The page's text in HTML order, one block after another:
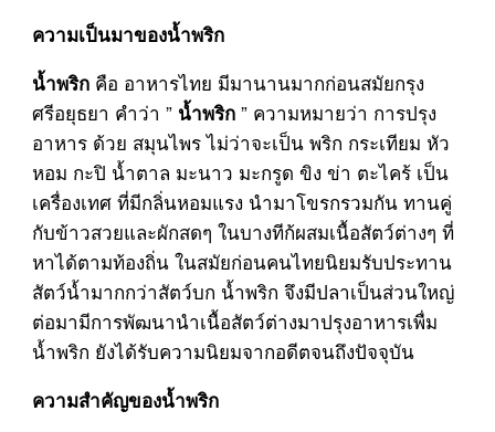
ความเป็นมาของน้ำพริก
น้ำพริกคือ อาหารไทย มีมานานมากก่อนสมัยกรุง
ศรีอยุธยา คำว่า ” น้ำพริก ” ความหมายว่า การปรุง
อาหาร ด้วย สมุนไพร ไม่ว่าจะเป็น พริก กระเทียม หัว
หอม กะปิ น้ำตาล มะนาว มะกรูด ขิง ข่า ตะไคร้ เป็น
เครื่องเทศ ที่มีกลิ่นหอมแรง นำมาโขรกรวมกัน ทานคู่
กับข้าวสวยและผักสดๆ ในบางทีก้ผสมเนื้อสัตว์ต่างๆ ที่
หาได้ตามท้องถิ่น ในสมัยก่อนคนไทยนิยมรับประทาน
สัตว์น้ำมากกว่าสัตว์บก น้ำพริก จึงมีปลาเป็นส่วนใหญ่
ต่อมามีการพัฒนานำเนื้อสัตว์ต่างมาปรุงอาหารเพื่ม
น้ำพริก ยังได้รับความนิยมจากอดีตจนถึงปัจจุบัน
ความสำคัญของน้ำพริก